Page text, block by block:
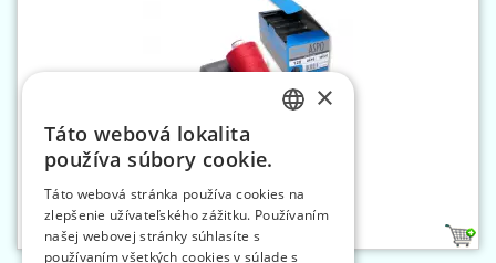
12 156
Nite ASPO PES 120 1000 m
ENGLISH
GERMAN
×
Táto webová lokalita
používa súbory cookie.
Táto webová stránka používa cookies na
zlepšenie užívateľského zážitku. Používaním
našej webovej stránky súhlasíte s
používaním všetkých cookies v súlade s